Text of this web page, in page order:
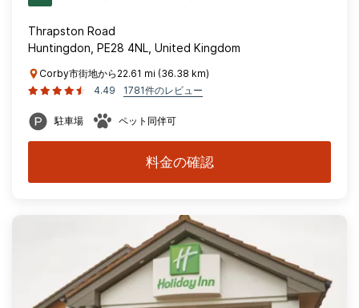
Thrapston Road
Huntingdon, PE28 4NL, United Kingdom
Corby市街地から22.61 mi (36.38 km)
4.49
1781件のレビュー
駐車場 ペット同伴可
料金の確認